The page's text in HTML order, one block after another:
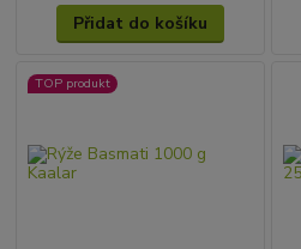
Přidat do košíku
TOP produkt